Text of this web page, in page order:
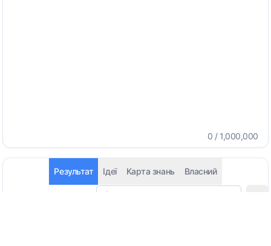
0 / 1,000,000
Результат Ідеї Карта знань Власний